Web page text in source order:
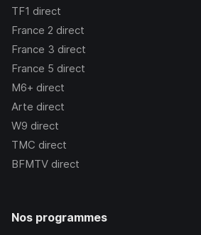
TF1 direct
France 2 direct
France 3 direct
France 5 direct
M6+ direct
Arte direct
W9 direct
TMC direct
BFMTV direct
Nos programmes